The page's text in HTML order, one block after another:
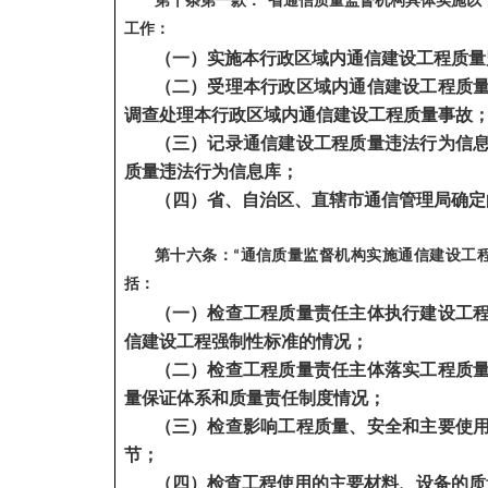
工作：
（一）实施本行政区域内通信建设工程质
（二）受理本行政区域内通信建设工程质
调查处理本行政区域内通信建设工程质量事故
（三）记录通信建设工程质量违法行为信
质量违法行为信息库；
（四）省、自治区、直辖市通信管理局确
第十六条：“通信质量监督机构实施通信建设工
括：
（一）检查工程质量责任主体执行建设工
信建设工程强制性标准的情况；
（二）检查工程质量责任主体落实工程质
量保证体系和质量责任制度情况；
（三）检查影响工程质量、安全和主要使
节；
（四）检查工程使用的主要材料、设备的